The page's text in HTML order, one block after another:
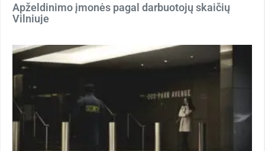
Apželdinimo įmonės pagal darbuotojų skaičių
Vilniuje